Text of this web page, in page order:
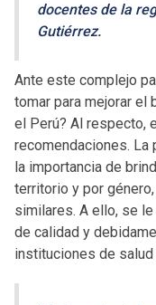
docentes de la
Gutiérrez.
Ante este complejo
tomar para mejorar el
el Perú? Al respecto,
recomendaciones.
la importancia de
territorio y por
similares. A ello, se
de calidad y
instituciones de salud